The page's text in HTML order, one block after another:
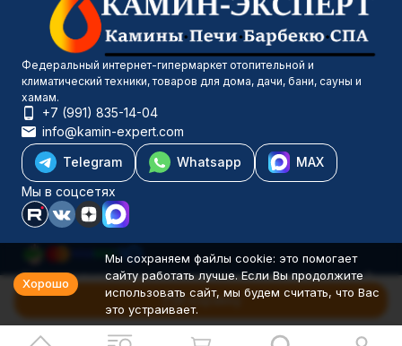
В корзину
Федеральный интернет-гипермаркет отопительной и
климатический техники, товаров для дома, дачи, бани, сауны и
хамам.
+7 (991) 835-14-04
info@kamin-expert.com
Telegram
Whatsapp
MAX
Мы в соцсетях
Каталог товаров
Компания
Информация
Политика персональных данных
Хорошо
Мы сохраняем файлы cookie: это помогает
сайту работать лучше. Если Вы продолжите
использовать сайт, мы будем считать, что Вас
это устраивает.